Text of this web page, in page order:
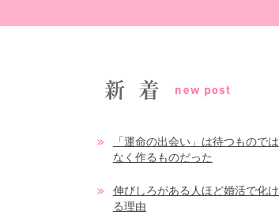
「運命の出会い」は待つものでは
なく作るものだった
伸びしろがある人ほど婚活で化け
る理由